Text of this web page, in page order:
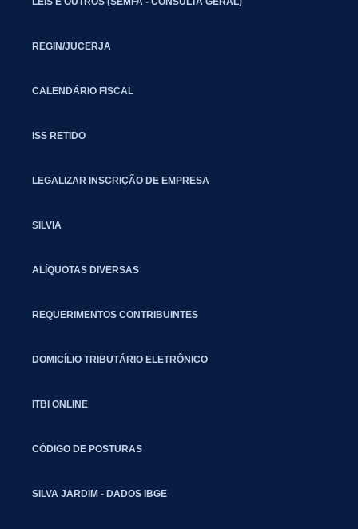
REGIN/JUCERJA
CALENDÁRIO FISCAL
ISS RETIDO
LEGALIZAR INSCRIÇÃO DE EMPRESA
SILVIA
ALÍQUOTAS DIVERSAS
REQUERIMENTOS CONTRIBUINTES
DOMICÍLIO TRIBUTÁRIO ELETRÔNICO
ITBI ONLINE
CÓDIGO DE POSTURAS
SILVA JARDIM - DADOS IBGE